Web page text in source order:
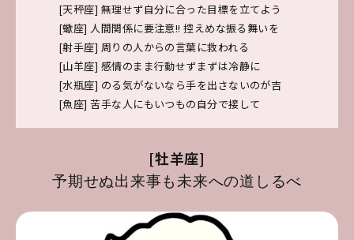
[天秤座] 無理せず自分に合った目標を立てよう
[蠍座] 人間関係に要注意!! 控えめな振る舞いを
[射手座] 周りの人からの言葉に救われる
[山羊座] 感情のまま行動せずまずは冷静に
[水瓶座] のる気がないなら手を出さないのが吉
[魚座]苦手な人にもいつもの自分で接して
[牡羊座]
予期せぬ出来事も未来への道しるべ